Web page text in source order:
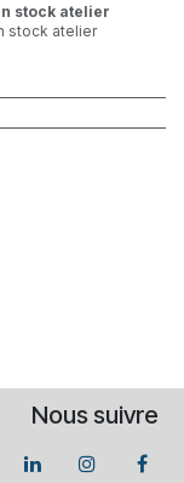
stock atelier
stock atelier
Nous suivre